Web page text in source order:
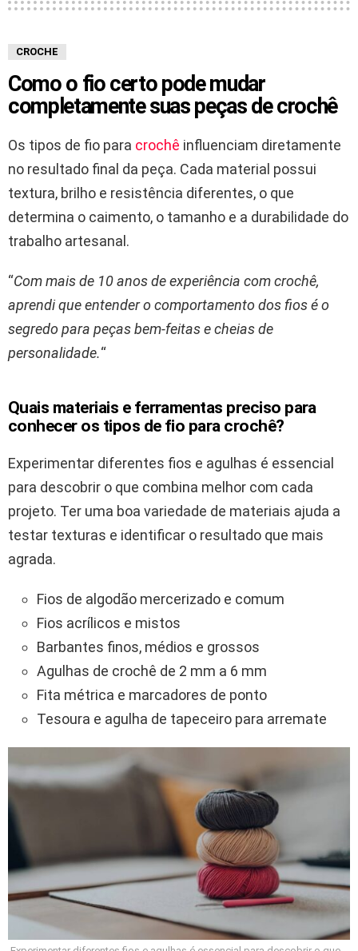
CROCHE
Como o fio certo pode mudar
completamente suas peças de crochê
Os tipos de fio para crochê influenciam diretamente
no resultado final da peça. Cada material possui
textura, brilho e resistência diferentes, o que
determina o caimento, o tamanho e a durabilidade do
trabalho artesanal.
“Com mais de 10 anos de experiência com crochê,
aprendi que entender o comportamento dos fios é o
segredo para peças bem-feitas e cheias de
personalidade.“
Quais materiais e ferramentas preciso para
conhecer os tipos de fio para crochê?
Experimentar diferentes fios e agulhas é essencial
para descobrir o que combina melhor com cada
projeto. Ter uma boa variedade de materiais ajuda a
testar texturas e identificar o resultado que mais
agrada.
Fios de algodão mercerizado e comum
Fios acrílicos e mistos
Barbantes finos, médios e grossos
Agulhas de crochê de 2 mm a 6 mm
Fita métrica e marcadores de ponto
Tesoura e agulha de tapeceiro para arremate